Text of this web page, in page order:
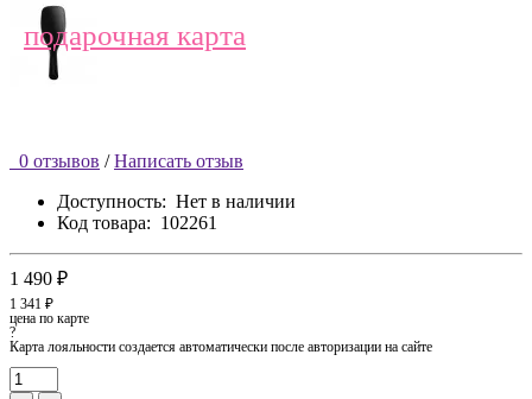
подарочная карта
0 отзывов / Написать отзыв
Доступность: Нет в наличии
Код товара: 102261
1 490 ₽
1 341 ₽
цена по карте
?
Карта лояльности создается автоматически после авторизации на сайте